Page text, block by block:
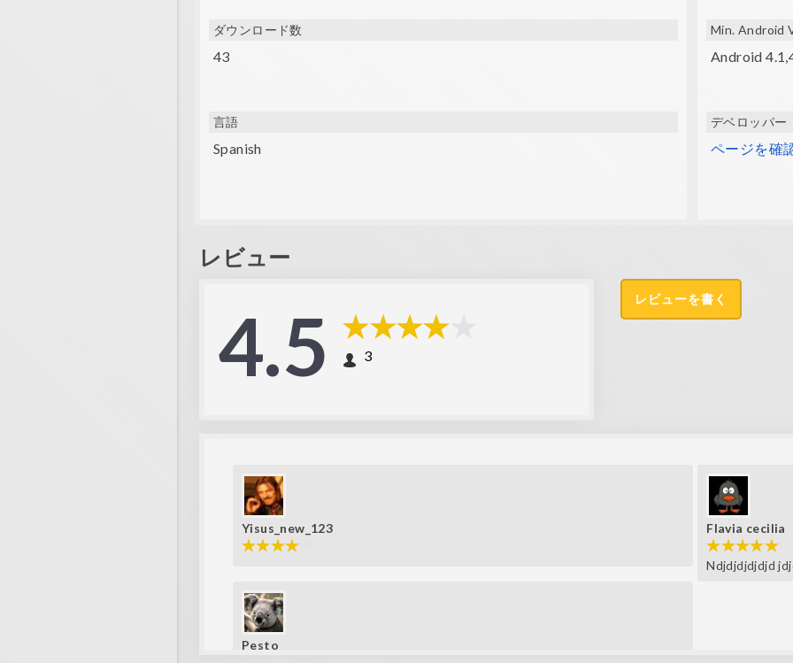
ダウンロード数
43
言語
Spanish
Min. Android
Android
デベロッパー
ページを確
レビュー
4.5 3
レビューを書く
Yisus_new_123
Pesto
Flavia cecilia
Ndjdjdjdjdjd